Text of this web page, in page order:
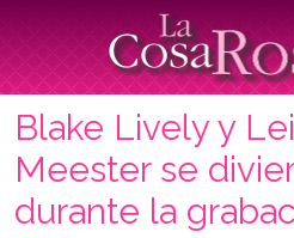
Blake Lively y
Meester se
durante la